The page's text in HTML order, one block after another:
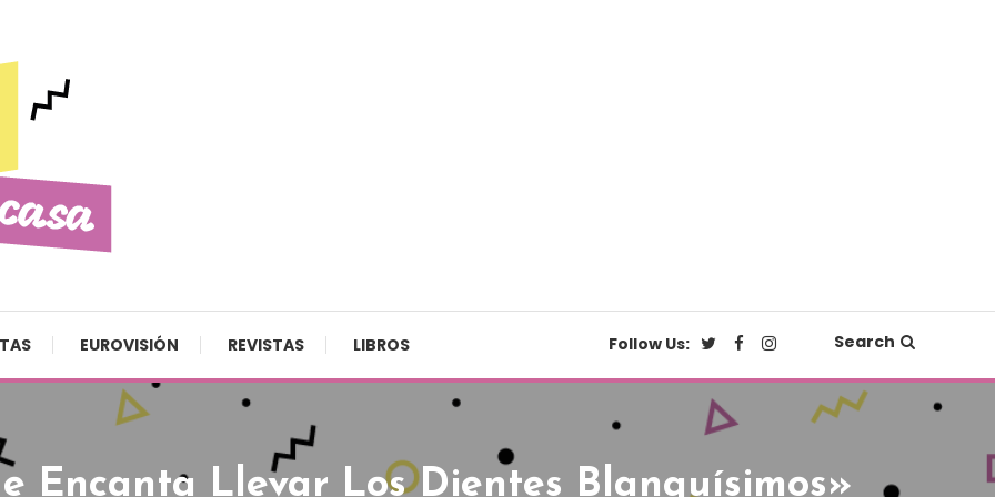
EUROVISIÓN REVISTAS LIBROS Follow Us: Search
Encanta Llevar Los Dientes Blanquísimos»